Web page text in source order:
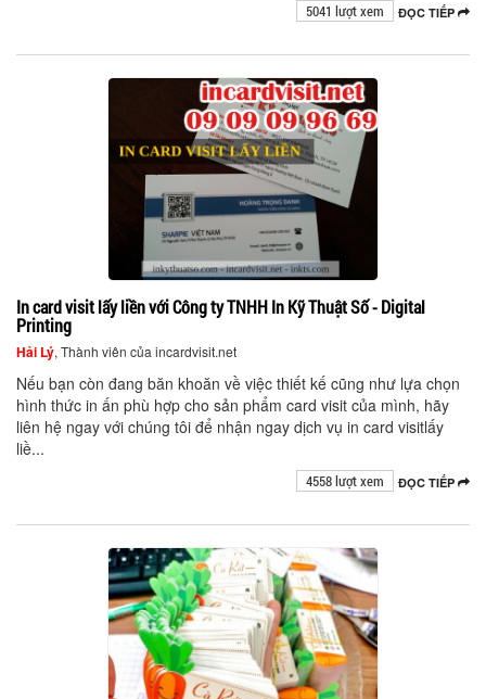
ĐỌC TIẾP
5041 lượt xem
In card visit lấy liền với Công ty TNHH In Kỹ Thuật Số - Digital
Printing
Hải Lý, Thành viên của incardvisit.net
Nếu bạn còn đang băn khoăn về việc thiết kế cũng như lựa chọn
hình thức in ấn phù hợp cho sản phẩm card visit của mình, hãy
liên hệ ngay với chúng tôi để nhận ngay dịch vụ in card visitlấy
liề...
ĐỌC TIẾP
4558 lượt xem